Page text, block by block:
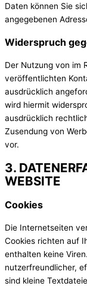
Daten können Sie
angegebenen
Widerspruch
Der Nutzung von im
veröffentlichten
ausdrücklich
wird hiermit
ausdrücklich
Zusendung von
vor.
3.
WEBSITE
Cookies
Die Internetseiten
Cookies richten auf
enthalten keine
nutzerfreundlicher,
sind kleine